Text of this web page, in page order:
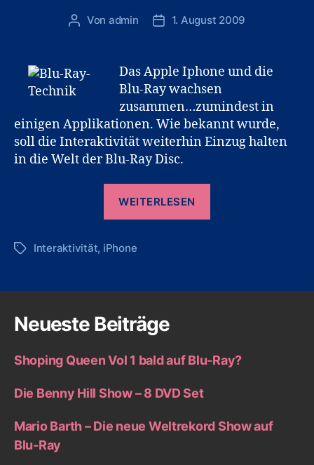
Beitragsautor
Von admin Veröffentlichungsdatum
1. August 2009
Das Apple Iphone und die
Blu-Ray wachsen
zusammen…zumindest in
einigen Applikationen. Wie bekannt wurde,
soll die Interaktivität weiterhin Einzug halten
in die Welt der Blu-Ray Disc.
WEITERLESEN
iPhone“
Schlagwörter
Interaktivität, iPhone
Neueste Beiträge
Shoping Queen Vol 1 bald auf Blu-Ray?
Die Benny Hill Show – 8 DVD Set
Mario Barth – Die neue Weltrekord Show auf
Blu-Ray